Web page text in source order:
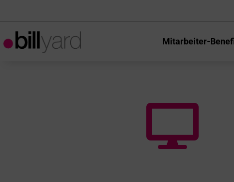
Mitarbeiter-
